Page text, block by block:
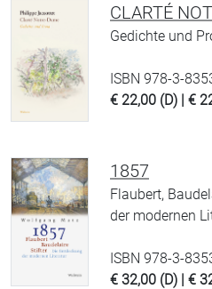
CLARTÉ
Gedichte und
ISBN 978-3-
€ 22,00 (D) | €
1857
Flaubert,
der modernen
ISBN 978-3-
€ 32,00 (D) | €